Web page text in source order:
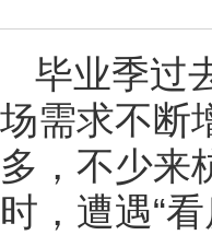
毕业季过
场需求不断
多，不少来
时，遭遇“看